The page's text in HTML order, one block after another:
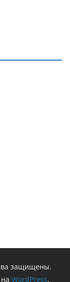
защищены.
WordPress.